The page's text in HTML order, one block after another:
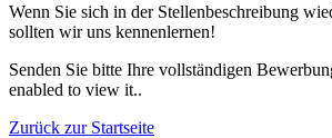
Wenn Sie sich in der Stellenbeschreibung
sollten wir uns kennenlernen!
Senden Sie bitte Ihre vollständigen
enabled to view it..
Zurück zur Startseite